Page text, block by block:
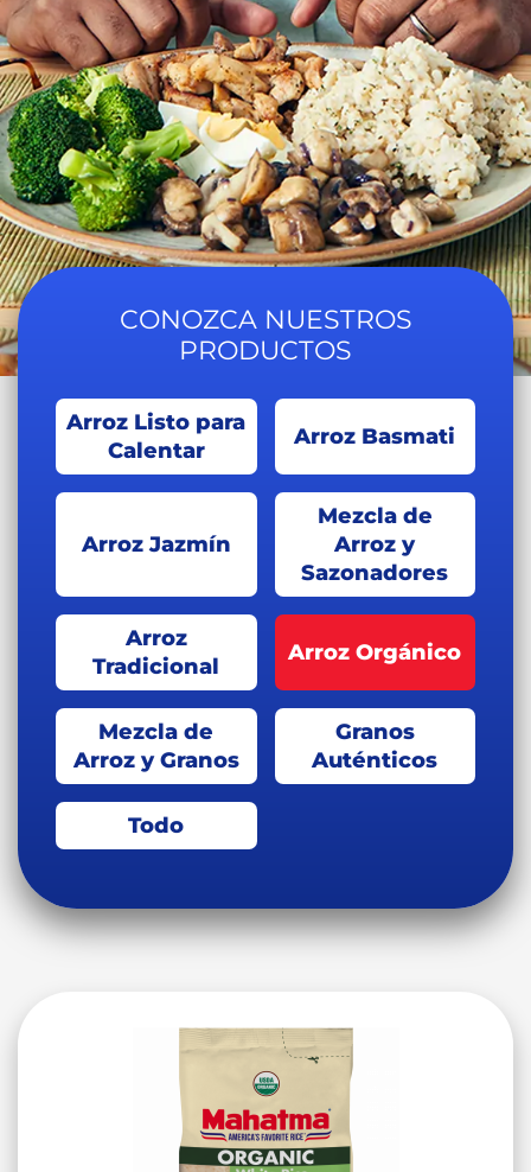
CONOZCA NUESTROS
PRODUCTOS
Arroz Listo para
Calentar
Arroz Basmati
Arroz Jazmín
Mezcla de
Arroz y
Sazonadores
Arroz
Tradicional
Arroz Orgánico
Mezcla de
Arroz y Granos
Granos
Auténticos
Todo